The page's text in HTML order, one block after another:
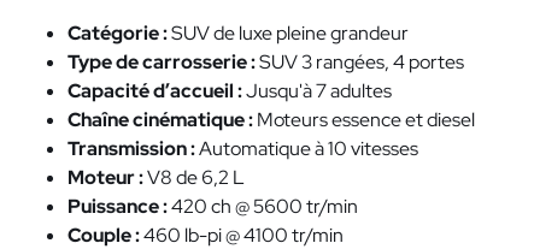
Catégorie :SUV de luxe pleine grandeur
Type de carrosserie :SUV 3 rangées, 4 portes
Capacité d’accueil :Jusqu'à 7 adultes
Chaîne cinématique :Moteurs essence et diesel
Transmission :Automatique à 10 vitesses
Moteur :V8 de 6,2 L
Puissance :420 ch @ 5600 tr/min
Couple :460 lb-pi @ 4100 tr/min